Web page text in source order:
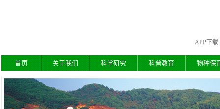
APP下载
首页 关于我们 科学研究 科普教育 物种保